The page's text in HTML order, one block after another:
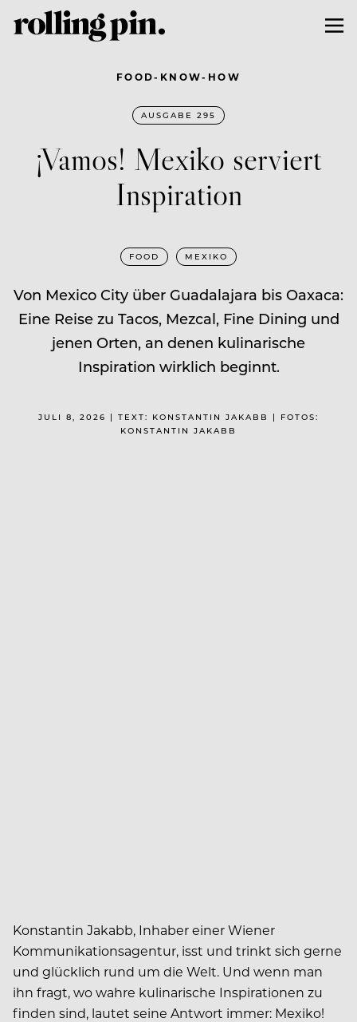
FOOD-KNOW-HOW
AUSGABE 295
¡Vamos! Mexiko serviert
Inspiration
FOOD MEXIKO
Von Mexico City über Guadalajara bis Oaxaca:
Eine Reise zu Tacos, Mezcal, Fine Dining und
jenen Orten, an denen kulinarische
Inspiration wirklich beginnt.
JULI 8, 2026 | TEXT: KONSTANTIN JAKABB | FOTOS:
KONSTANTIN JAKABB
Konstantin Jakabb, Inhaber einer Wiener
Kommunikationsagentur, isst und trinkt sich gerne
und glücklich rund um die Welt. Und wenn man
ihn fragt, wo wahre kulinarische Inspirationen zu
finden sind, lautet seine Antwort immer: Mexiko!